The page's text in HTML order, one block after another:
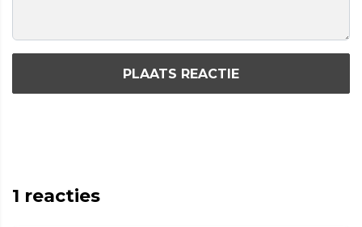
PLAATS REACTIE
1 reacties